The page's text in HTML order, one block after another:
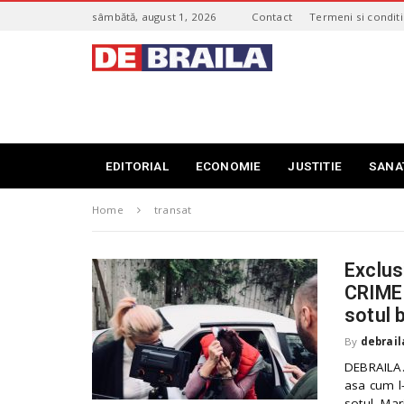
c
sâmbătă, august 1, 2026 Contact Termeni si conditii
t
B
d
e
b
r
a
i
l
a
EDITORIAL ECONOMIE JUSTITIE
Home transat
sotul
By
asa cum